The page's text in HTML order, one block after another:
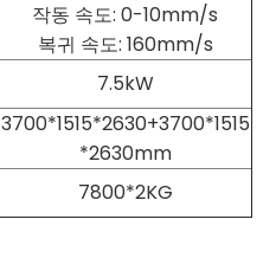
작동 속도: 0-10mm/s
복귀 속도: 160mm/s
7.5kW
3700*1515*2630+3700*1515
*2630mm
7800*2KG